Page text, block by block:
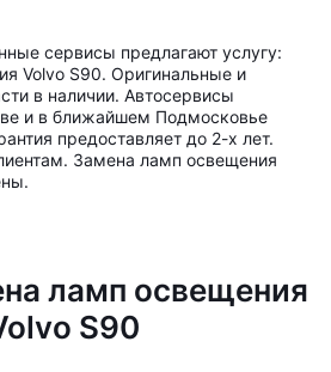
сервисы предлагают услугу:
Volvo S90. Оригинальные и
в наличии. Автосервисы
и в ближайшем Подмосковье
предоставляет до 2-х лет.
Замена ламп освещения
ламп освещения
S90